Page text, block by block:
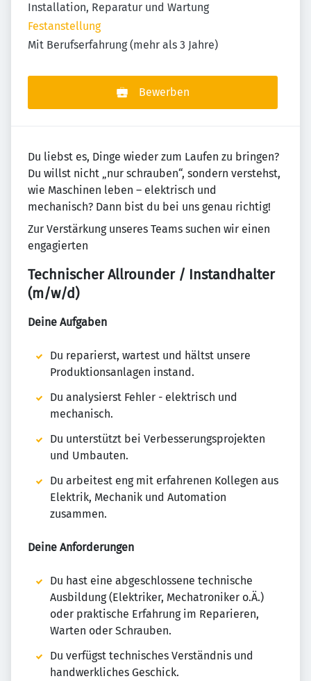
Installation, Reparatur und Wartung
Festanstellung
Mit Berufserfahrung (mehr als 3 Jahre)
Bewerben
Du liebst es, Dinge wieder zum Laufen zu bringen?
Du willst nicht „nur schrauben“, sondern verstehst,
wie Maschinen leben – elektrisch und
mechanisch? Dann bist du bei uns genau richtig!
Zur Verstärkung unseres Teams suchen wir einen
engagierten
Technischer Allrounder / Instandhalter
(m/w/d)
Deine Aufgaben
Du reparierst, wartest und hältst unsere
Produktionsanlagen instand.
Du analysierst Fehler - elektrisch und
mechanisch.
Du unterstützt bei Verbesserungsprojekten
und Umbauten.
Du arbeitest eng mit erfahrenen Kollegen aus
Elektrik, Mechanik und Automation
zusammen.
Deine Anforderungen
Du hast eine abgeschlossene technische
Ausbildung (Elektriker, Mechatroniker o.Ä.)
oder praktische Erfahrung im Reparieren,
Warten oder Schrauben.
Du verfügst technisches Verständnis und
handwerkliches Geschick.